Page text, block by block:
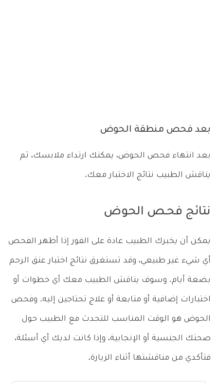
بعد فحص منطقة الحوض
بعد انتهاء فحص الحوض، يمكنك ارتداء ملابسك، ثم
يناقش الطبيب نتائج الاختبار معك.
نتائج فحـص الحوض
يمكن أن يخبرك الطبيب عادة على الفور إذا أظهر الفحص
أي شيء غير طبيعي، وقد تستغرق نتائج اختبار عنق الرحم
بضعة أيام. وسوف يناقش الطبيب معك أي خطوات أو
اختبارات إضافية أو متابعة أو علاج تحتاجين إليه. وفحص
الحوض هو الوقت المناسب للتحدث مع الطبيب حول
صحتك الجنسية أو الإنجابية، وإذا كانت لديك أي أسئلة،
فتأكدي من مناقشتها أثناء الزيارة.